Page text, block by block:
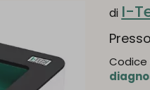
di I-
Codice